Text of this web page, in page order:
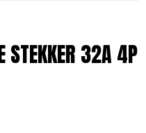
STEKKER 32A 4P